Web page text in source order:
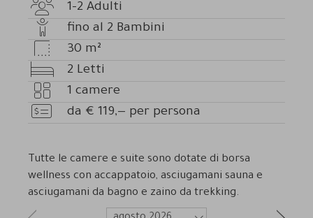
Numero
adulti
1-2 Adulti
Numero
bambini
fino al 2 Bambini
Dimensioni
camera
30 m²
Letti
2 Letti
Numero
camere
1 camere
Prezzo
da € 119,— per persona
Tutte le camere e suite sono dotate di borsa
wellness con accappatoio, asciugamani sauna e
asciugamani da bagno e zaino da trekking.